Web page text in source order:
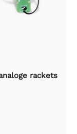
rackets